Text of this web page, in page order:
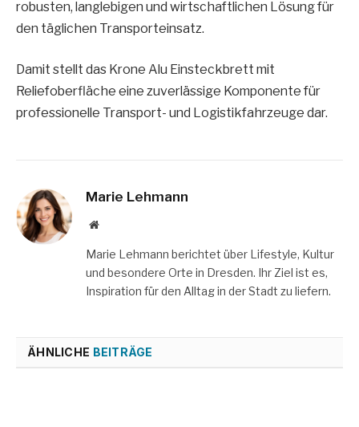
robusten, langlebigen und wirtschaftlichen Lösung für
den täglichen Transporteinsatz.
Damit stellt das Krone Alu Einsteckbrett mit
Reliefoberfläche eine zuverlässige Komponente für
professionelle Transport- und Logistikfahrzeuge dar.
Marie Lehmann
Website
Marie Lehmann berichtet über Lifestyle, Kultur
und besondere Orte in Dresden. Ihr Ziel ist es,
Inspiration für den Alltag in der Stadt zu liefern.
ÄHNLICHE BEITRÄGE